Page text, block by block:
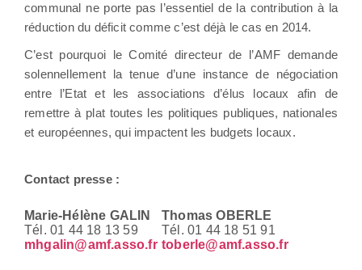
communal ne porte pas l’essentiel de la contribution à la
réduction du déficit comme c’est déjà le cas en 2014.
C’est pourquoi le Comité directeur de l’AMF demande
solennellement la tenue d’une instance de négociation
entre l’Etat et les associations d’élus locaux afin de
remettre à plat toutes les politiques publiques, nationales
et européennes, qui impactent les budgets locaux.
Contact presse :
Marie-Hélène GALIN
Tél. 01 44 18 13 59
mhgalin@amf.asso.fr
Thomas OBERLE
Tél. 01 44 18 51 91
toberle@amf.asso.fr